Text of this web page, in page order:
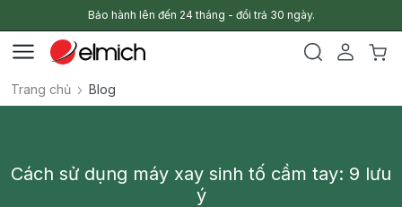
Bảo hành lên đến 24 tháng - đổi trả 30 ngày.
Trang chủ Blog
Cách sử dụng máy xay sinh tố cầm tay: 9 lưu
ý